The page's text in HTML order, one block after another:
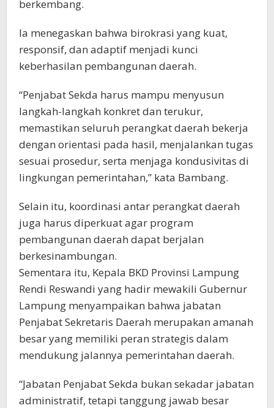
berkembang.
Ia menegaskan bahwa birokrasi yang kuat,
responsif, dan adaptif menjadi kunci
keberhasilan pembangunan daerah.
“Penjabat Sekda harus mampu menyusun
langkah-langkah konkret dan terukur,
memastikan seluruh perangkat daerah bekerja
dengan orientasi pada hasil, menjalankan tugas
sesuai prosedur, serta menjaga kondusivitas di
lingkungan pemerintahan,” kata Bambang.
Selain itu, koordinasi antar perangkat daerah
juga harus diperkuat agar program
pembangunan daerah dapat berjalan
berkesinambungan.
Sementara itu, Kepala BKD Provinsi Lampung
Rendi Reswandi yang hadir mewakili Gubernur
Lampung menyampaikan bahwa jabatan
Penjabat Sekretaris Daerah merupakan amanah
besar yang memiliki peran strategis dalam
mendukung jalannya pemerintahan daerah.
“Jabatan Penjabat Sekda bukan sekadar jabatan
administratif, tetapi tanggung jawab besar